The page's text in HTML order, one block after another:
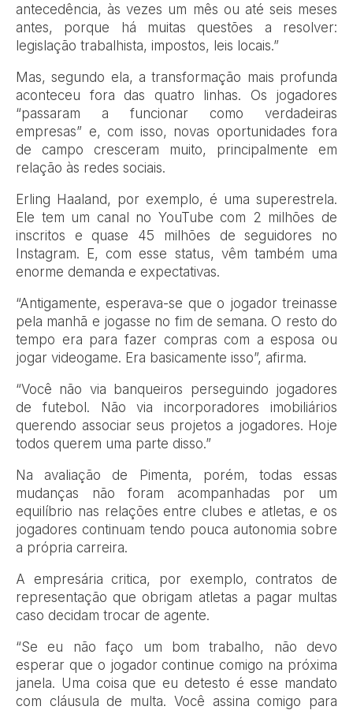
antecedência, às vezes um mês ou até seis meses
antes, porque há muitas questões a resolver:
legislação trabalhista, impostos, leis locais.”
Mas, segundo ela, a transformação mais profunda
aconteceu fora das quatro linhas. Os jogadores
“passaram a funcionar como verdadeiras
empresas” e, com isso, novas oportunidades fora
de campo cresceram muito, principalmente em
relação às redes sociais.
Erling Haaland, por exemplo, é uma superestrela.
Ele tem um canal no YouTube com 2 milhões de
inscritos e quase 45 milhões de seguidores no
Instagram. E, com esse status, vêm também uma
enorme demanda e expectativas.
“Antigamente, esperava-se que o jogador treinasse
pela manhã e jogasse no fim de semana. O resto do
tempo era para fazer compras com a esposa ou
jogar videogame. Era basicamente isso”, afirma.
“Você não via banqueiros perseguindo jogadores
de futebol. Não via incorporadores imobiliários
querendo associar seus projetos a jogadores. Hoje
todos querem uma parte disso.”
Na avaliação de Pimenta, porém, todas essas
mudanças não foram acompanhadas por um
equilíbrio nas relações entre clubes e atletas, e os
jogadores continuam tendo pouca autonomia sobre
a própria carreira.
A empresária critica, por exemplo, contratos de
representação que obrigam atletas a pagar multas
caso decidam trocar de agente.
“Se eu não faço um bom trabalho, não devo
esperar que o jogador continue comigo na próxima
janela. Uma coisa que eu detesto é esse mandato
com cláusula de multa. Você assina comigo para